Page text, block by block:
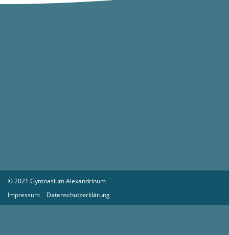
© 2021 Gymnasium Alexandrinum
Impressum
Datenschutzerklärung